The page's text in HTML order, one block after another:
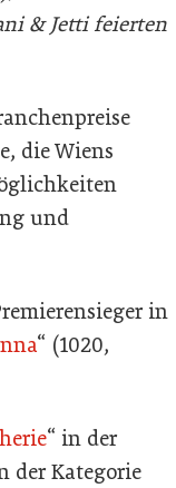
& Jetti feierten
die Wiens
und
in
“ (1020,
“ in der
der Kategorie